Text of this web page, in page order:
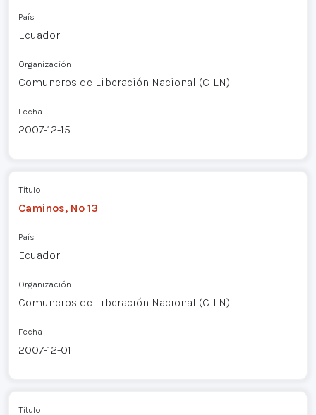
País
Ecuador
Organización
Comuneros de Liberación Nacional (C-LN)
Fecha
2007-12-15
Título
Caminos, Nº 13
País
Ecuador
Organización
Comuneros de Liberación Nacional (C-LN)
Fecha
2007-12-01
Título